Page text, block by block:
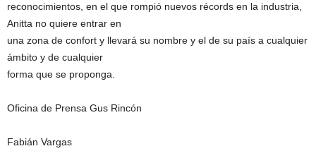
reconocimientos, en el que rompió nuevos récords en la industria,
Anitta no quiere entrar en
una zona de confort y llevará su nombre y el de su país a cualquier
ámbito y de cualquier
forma que se proponga.
Oficina de Prensa Gus Rincón
Fabián Vargas